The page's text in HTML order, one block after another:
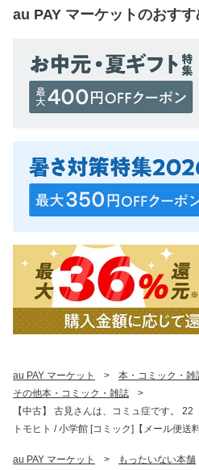
au PAY マーケットのおすす
au PAY マーケット > 本・コミック・雑
その他本・コミック・雑誌
>
【中古】 古見さんは、コミュ症です。
トモヒト / 小学館 [コミック]【メール便送
au PAY マーケット > もったいない本舗